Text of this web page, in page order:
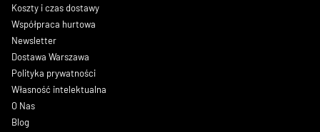
Koszty i czas dostawy
Współpraca hurtowa
Newsletter
Dostawa Warszawa
Polityka prywatności
Własność intelektualna
O Nas
Blog